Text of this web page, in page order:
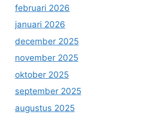
februari 2026
januari 2026
december 2025
november 2025
oktober 2025
september 2025
augustus 2025